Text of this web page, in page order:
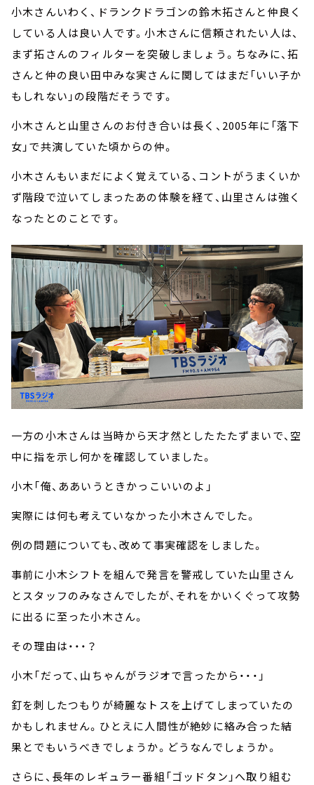
小木さんいわく、ドランクドラゴンの鈴木拓さんと仲良く
している人は良い人です。小木さんに信頼されたい人は、
まず拓さんのフィルターを突破しましょう。ちなみに、拓
さんと仲の良い田中みな実さんに関してはまだ「いい子か
もしれない」の段階だそうです。
小木さんと山里さんのお付き合いは長く、2005年に「落下
女」で共演していた頃からの仲。
小木さんもいまだによく覚えている、コントがうまくいか
ず階段で泣いてしまったあの体験を経て、山里さんは強く
なったとのことです。
一方の小木さんは当時から天才然としたたたずまいで、空
中に指を示し何かを確認していました。
小木「俺、ああいうときかっこいいのよ」
実際には何も考えていなかった小木さんでした。
例の問題についても、改めて事実確認をしました。
事前に小木シフトを組んで発言を警戒していた山里さん
とスタッフのみなさんでしたが、それをかいくぐって攻勢
に出るに至った小木さん。
その理由は・・・？
小木「だって、山ちゃんがラジオで言ったから・・・」
釘を刺したつもりが綺麗なトスを上げてしまっていたの
かもしれません。ひとえに人間性が絶妙に絡み合った結
果とでもいうべきでしょうか。どうなんでしょうか。
さらに、長年のレギュラー番組「ゴッドタン」へ取り組む